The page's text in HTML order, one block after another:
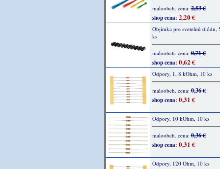
maloobch. cena:2,53 €
shop cena: 2,20 €
Objímka pre svetelnú diódu,
ks
maloobch. cena:0,71 €
shop cena: 0,62 €
Odpory, 1, 8 kOhm, 10 ks
maloobch. cena:0,36 €
shop cena: 0,31 €
Odpory, 10 kOhm, 10 ks
maloobch. cena:0,36 €
shop cena: 0,31 €
Odpory, 120 Ohm, 10 ks